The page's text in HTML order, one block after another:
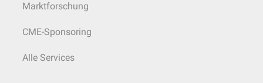
Marktforschung
CME-Sponsoring
Alle Services